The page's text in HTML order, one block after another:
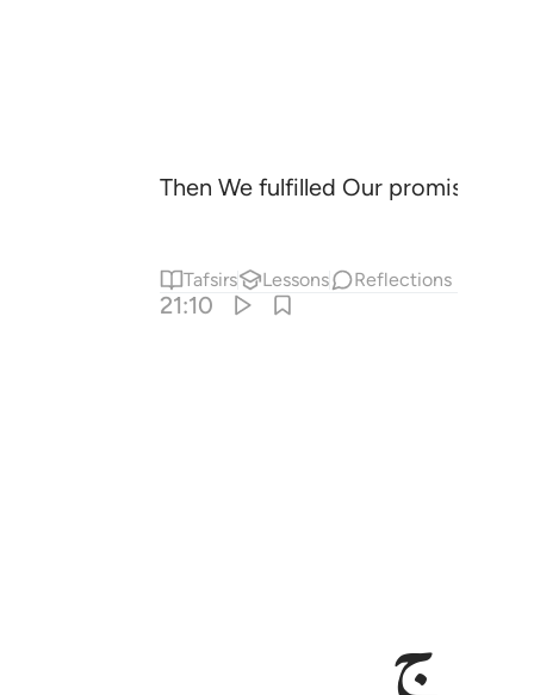
Then We fulfilled Our promise to
Tafsirs Lessons Reflections
21:10